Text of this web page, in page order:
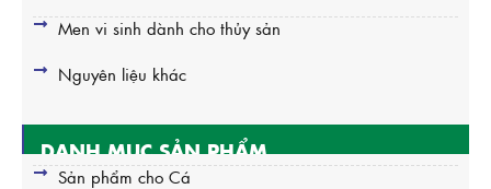
Men vi sinh dành cho thủy sản
Nguyên liệu khác
DANH MỤC SẢN PHẨM
Sản phẩm cho Cá